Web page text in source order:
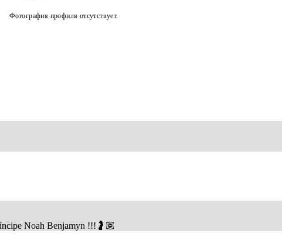
Фотография профиля отсутствует.
Noah Benjamyn !!!🤰🏽